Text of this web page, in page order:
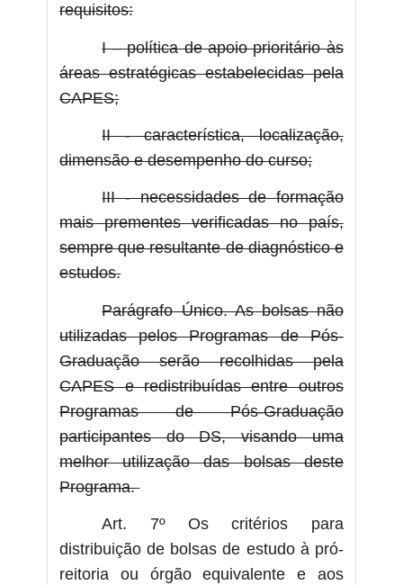
requisitos:
I – política de apoio prioritário às
áreas estratégicas estabelecidas pela
CAPES;
II - característica, localização,
dimensão e desempenho do curso;
III - necessidades de formação
mais prementes verificadas no país,
sempre que resultante de diagnóstico e
estudos.
Parágrafo Único. As bolsas não
utilizadas pelos Programas de Pós-
Graduação serão recolhidas pela
CAPES e redistribuídas entre outros
Programas de Pós-Graduação
participantes do DS, visando uma
melhor utilização das bolsas deste
Programa.
Art. 7º Os critérios para
distribuição de bolsas de estudo à pró-
reitoria ou órgão equivalente e aos